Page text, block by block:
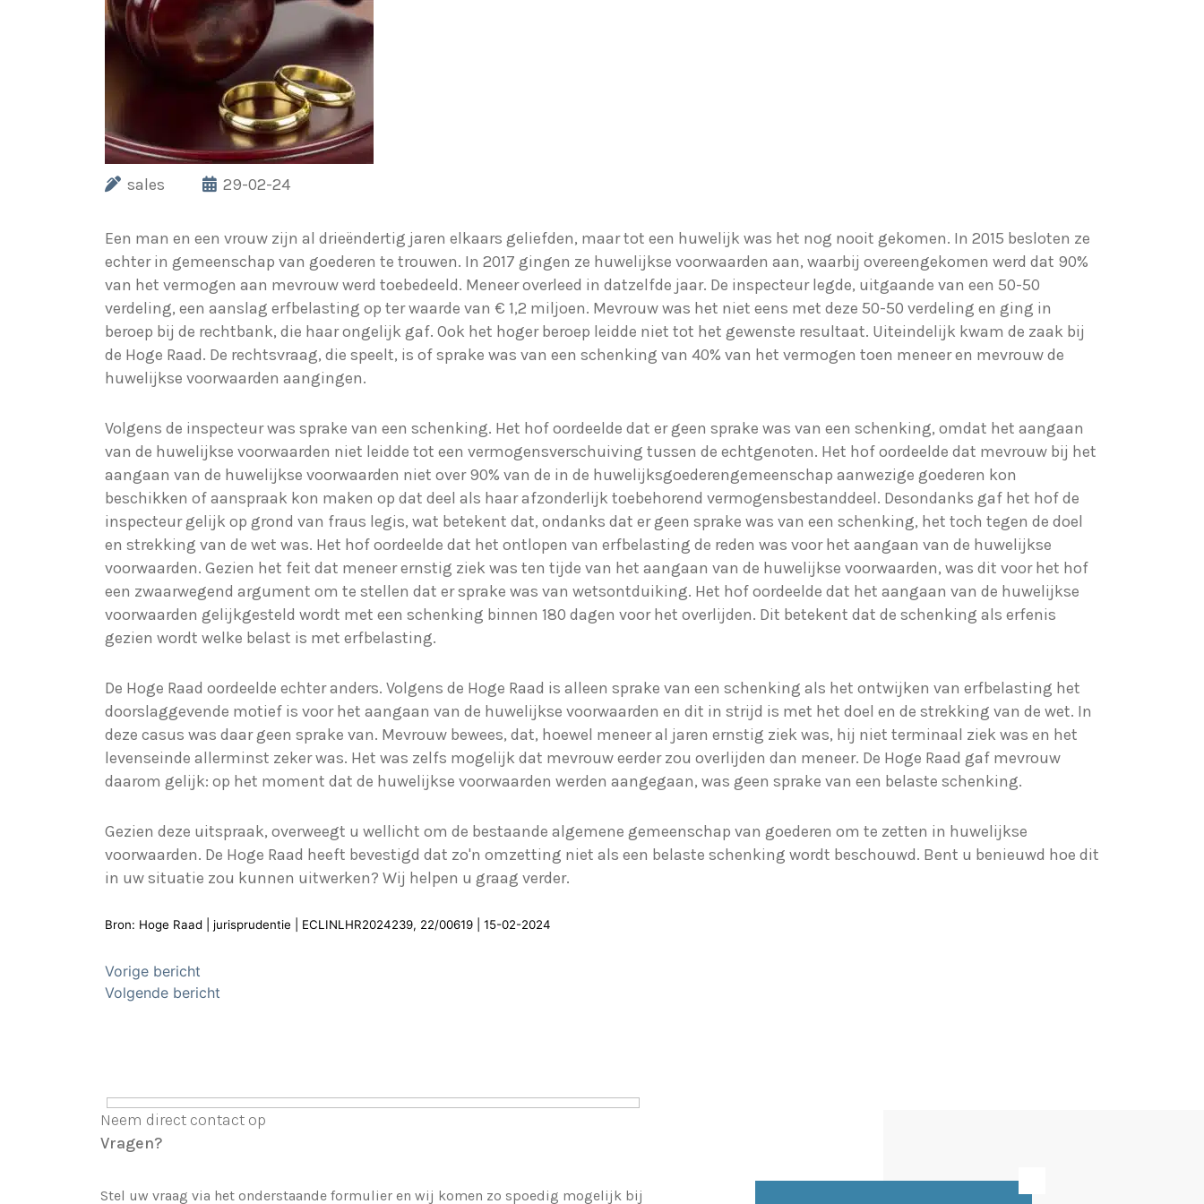
sales 29-02-24
Een man en een vrouw zijn al drieëndertig jaren elkaars geliefden, maar tot een huwelijk was het nog nooit gekomen. In 2015 besloten ze
echter in gemeenschap van goederen te trouwen. In 2017 gingen ze huwelijkse voorwaarden aan, waarbij overeengekomen werd dat 90%
van het vermogen aan mevrouw werd toebedeeld. Meneer overleed in datzelfde jaar. De inspecteur legde, uitgaande van een 50-50
verdeling, een aanslag erfbelasting op ter waarde van € 1,2 miljoen. Mevrouw was het niet eens met deze 50-50 verdeling en ging in
beroep bij de rechtbank, die haar ongelijk gaf. Ook het hoger beroep leidde niet tot het gewenste resultaat. Uiteindelijk kwam de zaak bij
de Hoge Raad. De rechtsvraag, die speelt, is of sprake was van een schenking van 40% van het vermogen toen meneer en mevrouw de
huwelijkse voorwaarden aangingen.
Volgens de inspecteur was sprake van een schenking. Het hof oordeelde dat er geen sprake was van een schenking, omdat het aangaan
van de huwelijkse voorwaarden niet leidde tot een vermogensverschuiving tussen de echtgenoten. Het hof oordeelde dat mevrouw bij het
aangaan van de huwelijkse voorwaarden niet over 90% van de in de huwelijksgoederengemeenschap aanwezige goederen kon
beschikken of aanspraak kon maken op dat deel als haar afzonderlijk toebehorend vermogensbestanddeel. Desondanks gaf het hof de
inspecteur gelijk op grond van fraus legis, wat betekent dat, ondanks dat er geen sprake was van een schenking, het toch tegen de doel
en strekking van de wet was. Het hof oordeelde dat het ontlopen van erfbelasting de reden was voor het aangaan van de huwelijkse
voorwaarden. Gezien het feit dat meneer ernstig ziek was ten tijde van het aangaan van de huwelijkse voorwaarden, was dit voor het hof
een zwaarwegend argument om te stellen dat er sprake was van wetsontduiking. Het hof oordeelde dat het aangaan van de huwelijkse
voorwaarden gelijkgesteld wordt met een schenking binnen 180 dagen voor het overlijden. Dit betekent dat de schenking als erfenis
gezien wordt welke belast is met erfbelasting.
De Hoge Raad oordeelde echter anders. Volgens de Hoge Raad is alleen sprake van een schenking als het ontwijken van erfbelasting het
doorslaggevende motief is voor het aangaan van de huwelijkse voorwaarden en dit in strijd is met het doel en de strekking van de wet. In
deze casus was daar geen sprake van. Mevrouw bewees, dat, hoewel meneer al jaren ernstig ziek was, hij niet terminaal ziek was en het
levenseinde allerminst zeker was. Het was zelfs mogelijk dat mevrouw eerder zou overlijden dan meneer. De Hoge Raad gaf mevrouw
daarom gelijk: op het moment dat de huwelijkse voorwaarden werden aangegaan, was geen sprake van een belaste schenking.
Gezien deze uitspraak, overweegt u wellicht om de bestaande algemene gemeenschap van goederen om te zetten in huwelijkse
voorwaarden. De Hoge Raad heeft bevestigd dat zo'n omzetting niet als een belaste schenking wordt beschouwd. Bent u benieuwd hoe dit
in uw situatie zou kunnen uitwerken? Wij helpen u graag verder.
Bron: Hoge Raad | jurisprudentie | ECLINLHR2024239, 22/00619 | 15-02-2024
Bericht
navigatie
Vorige bericht
Volgende bericht
Neem direct contact op
Vragen?
Stel uw vraag via het onderstaande formulier en wij komen zo spoedig mogelijk bij